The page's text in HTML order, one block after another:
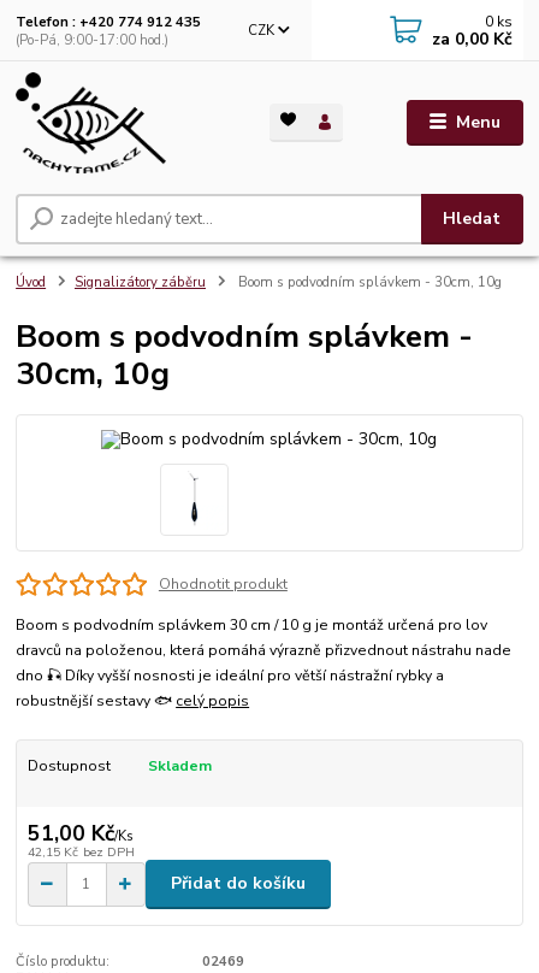
Menu
CZK
Hledat
Telefon : +420 774 912 435
(Po-Pá, 9:00-17:00 hod.)
0 ks
za 0,00 Kč
Úvod Signalizátory záběru Boom s podvodním splávkem - 30cm, 10g
Boom s podvodním splávkem -
30cm, 10g
Ohodnotit produkt
Boom s podvodním splávkem 30 cm / 10 g je montáž určená pro lov
dravců na položenou, která pomáhá výrazně přizvednout nástrahu nade
dno 🎣 Díky vyšší nosnosti je ideální pro větší nástražní rybky a
robustnější sestavy 🐟 celý popis
Dostupnost Skladem
51,00 Kč/Ks
42,15 Kč bez DPH
Přidat do košíku
Číslo produktu:
02469